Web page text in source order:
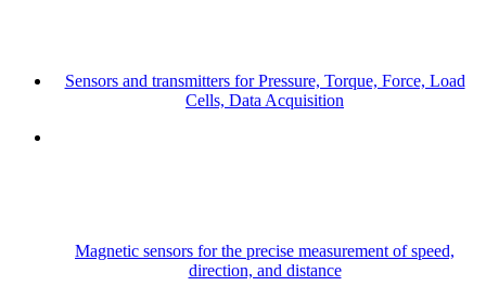
Sensors and transmitters for Pressure, Torque, Force, Load
Cells, Data Acquisition
Magnetic sensors for the precise measurement of speed,
direction, and distance